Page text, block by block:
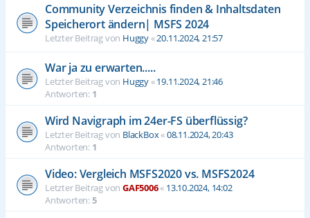
Community Verzeichnis finden & Inhaltsdaten
Speicherort ändern| MSFS 2024
Letzter Beitrag von Huggy«20.11.2024, 21:57
War ja zu erwarten.....
Letzter Beitrag von Huggy«19.11.2024, 21:46
Antworten: 1
Wird Navigraph im 24er-FS überflüssig?
Letzter Beitrag von BlackBox«08.11.2024, 20:43
Antworten: 1
Video: Vergleich MSFS2020 vs. MSFS2024
Letzter Beitrag von GAF5006« 13.10.2024, 14:02
Antworten:5